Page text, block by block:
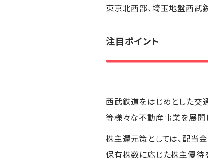
東京北西部、埼玉地盤西武
注目ポイント
西武鉄道をはじめとした交
等様々な不動産事業を展開
株主還元策としては、配当
保有株数に応じた株主優待